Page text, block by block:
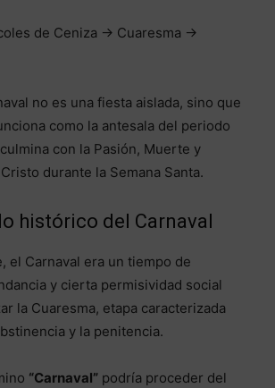
de Ceniza → Cuaresma →
no es una fiesta aislada, sino que
como la antesala del periodo
con la Pasión, Muerte y
durante la Semana Santa.
histórico del Carnaval
el Carnaval era un tiempo de
y cierta permisividad social
la Cuaresma, etapa caracterizada
y la penitencia.
“Carnaval” podría proceder del